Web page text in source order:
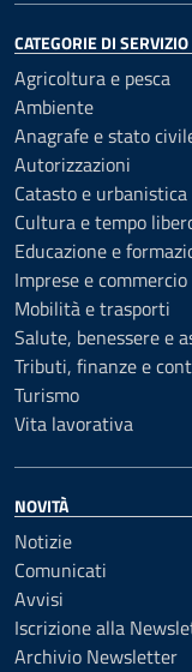
CATEGORIE DI SERVIZIO
Agricoltura e pesca
Ambiente
Anagrafe e stato
Autorizzazioni
Catasto e urbanistica
Cultura e tempo
Educazione e
Imprese e commercio
Mobilità e trasporti
Salute, benessere e
Tributi, finanze e
Turismo
Vita lavorativa
NOVITÀ
Notizie
Comunicati
Avvisi
Iscrizione alla
Archivio Newsletter